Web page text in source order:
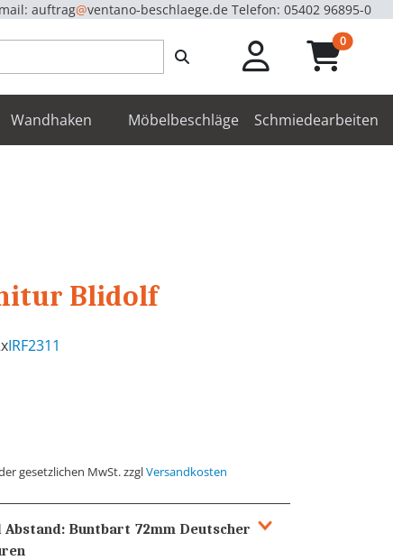
auftrag@ventano-beschlaege.de Telefon: 05402 96895-0
0unread
Wandhaken Möbelbeschläge Schmiedearbeiten
Blidolf
IRF2311
gesetzlichen MwSt. zzglVersandkosten
Abstand: Buntbart 72mm Deutscher